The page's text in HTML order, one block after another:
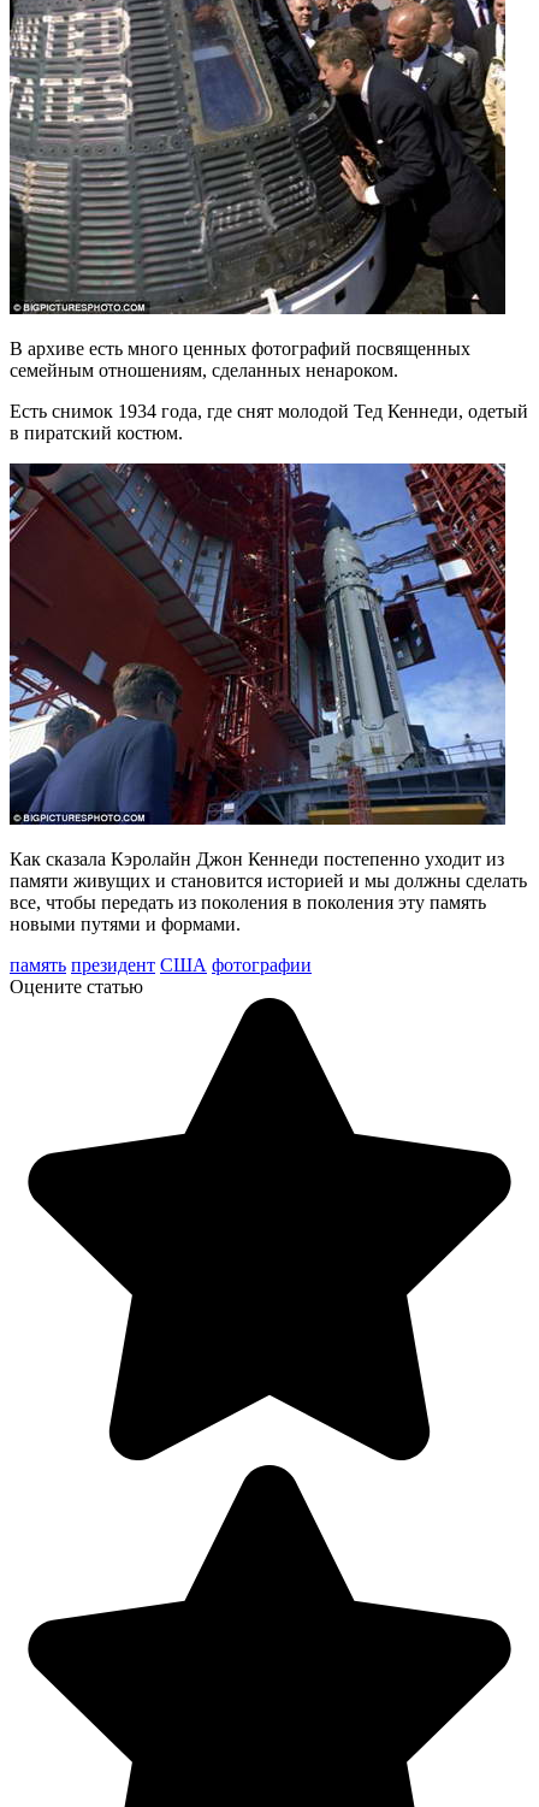
В архиве есть много ценных фотографий посвященных
семейным отношениям, сделанных ненароком.
Есть снимок 1934 года, где снят молодой Тед Кеннеди, одетый
в пиратский костюм.
Как сказала Кэролайн Джон Кеннеди постепенно уходит из
памяти живущих и становится историей и мы должны сделать
все, чтобы передать из поколения в поколения эту память
новыми путями и формами.
память президент США фотографии
Оцените статью